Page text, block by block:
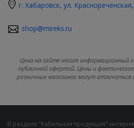
г. Хабаровск, ул.
shop@mireks.ru
Цена на сайте носит информационный
публичной офертой. Цены и
розничных магазинах могут отличаться
В разделе "Кабельная продукция"